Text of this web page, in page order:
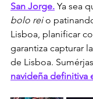
San Jorge. Ya sea
bolo rei o
Lisboa, planificar
garantiza capturar
de Lisboa.
navideña definitiva